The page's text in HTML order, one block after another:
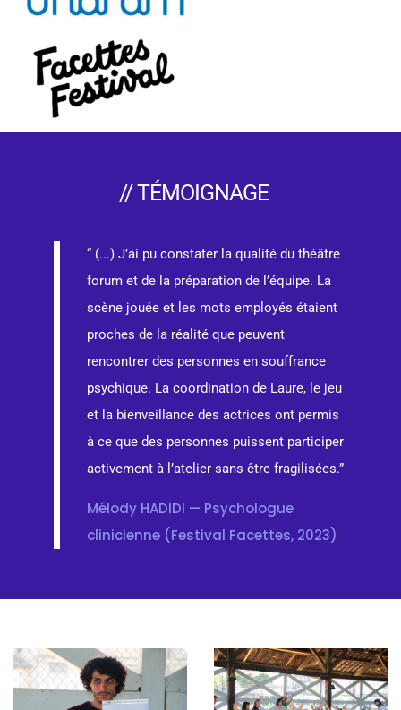
// TÉMOIGNAGE
“ (...) J’ai pu constater la qualité du théâtre
forum et de la préparation de l’équipe. La
scène jouée et les mots employés étaient
proches de la réalité que peuvent
rencontrer des personnes en souffrance
psychique. La coordination de Laure, le jeu
et la bienveillance des actrices ont permis
à ce que des personnes puissent participer
activement à l’atelier sans être fragilisées.”
Mélody HADIDI — Psychologue
clinicienne (Festival Facettes, 2023)